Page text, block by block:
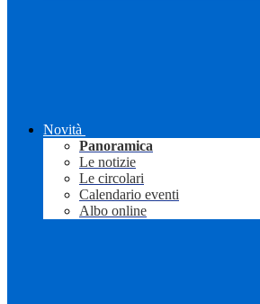
Novità
Panoramica
Le notizie
Le circolari
Calendario eventi
Albo online